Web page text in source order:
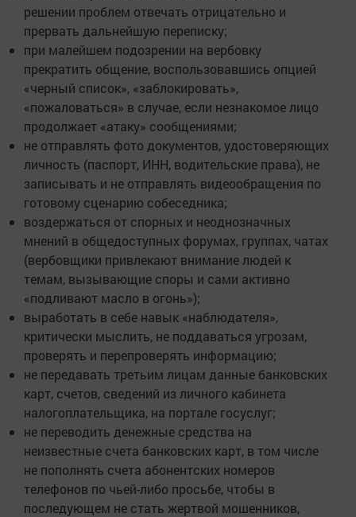
решении проблем отвечать отрицательно и
прервать дальнейшую переписку;
при малейшем подозрении на вербовку
прекратить общение, воспользовавшись опцией
«черный список», «заблокировать»,
«пожаловаться» в случае, если незнакомое лицо
продолжает «атаку» сообщениями;
не отправлять фото документов, удостоверяющих
личность (паспорт, ИНН, водительские права), не
записывать и не отправлять видеообращения по
готовому сценарию собеседника;
воздержаться от спорных и неоднозначных
мнений в общедоступных форумах, группах, чатах
(вербовщики привлекают внимание людей к
темам, вызывающие споры и сами активно
«подливают масло в огонь»);
выработать в себе навык «наблюдателя»,
критически мыслить, не поддаваться угрозам,
проверять и перепроверять информацию;
не передавать третьим лицам данные банковских
карт, счетов, сведений из личного кабинета
налогоплательщика, на портале госуслуг;
не переводить денежные средства на
неизвестные счета банковских карт, в том числе
не пополнять счета абонентских номеров
телефонов по чьей-либо просьбе, чтобы в
последующем не стать жертвой мошенников,